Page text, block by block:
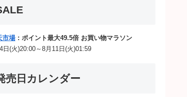
市場 ：ポイント最大49.5倍 お買い物マラソン
日(火)20:00～8月11日(火)01:59
売日カレンダー